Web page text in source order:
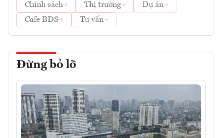
Chính sách
Thị trường
Dự án
Cafe BĐS
Tư vấn
Đừng bỏ lỡ